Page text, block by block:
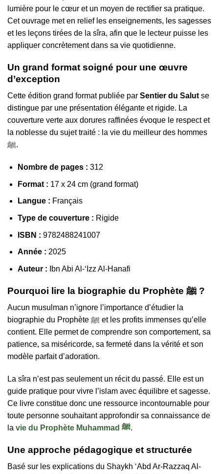
lumière pour le cœur et un moyen de rectifier sa pratique.
Cet ouvrage met en relief les enseignements, les sagesses
et les leçons tirées de la sîra, afin que le lecteur puisse les
appliquer concrètement dans sa vie quotidienne.
Un grand format soigné pour une œuvre
d’exception
Cette édition grand format publiée par Sentier du Salut se
distingue par une présentation élégante et rigide. La
couverture verte aux dorures raffinées évoque le respect et
la noblesse du sujet traité : la vie du meilleur des hommes
ﷺ.
Nombre de pages : 312
Format : 17 x 24 cm (grand format)
Langue : Français
Type de couverture : Rigide
ISBN : 9782488241007
Année : 2025
Auteur : Ibn Abi Al-‘Izz Al-Hanafi
Pourquoi lire la biographie du Prophète ﷺ ?
Aucun musulman n’ignore l’importance d’étudier la
biographie du Prophète ﷺ et les profits immenses qu’elle
contient. Elle permet de comprendre son comportement, sa
patience, sa miséricorde, sa fermeté dans la vérité et son
modèle parfait d’adoration.
La sîra n’est pas seulement un récit du passé. Elle est un
guide pratique pour vivre l’islam avec équilibre et sagesse.
Ce livre constitue donc une ressource incontournable pour
toute personne souhaitant approfondir sa connaissance de
la
vie du Prophète Muhammad ﷺ.
Une approche pédagogique et structurée
Basé sur les explications du Shaykh ‘Abd Ar-Razzaq Al-